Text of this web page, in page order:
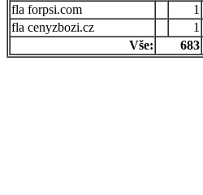
forpsi.com
1
cenyzbozi.cz
1
Vše:
683